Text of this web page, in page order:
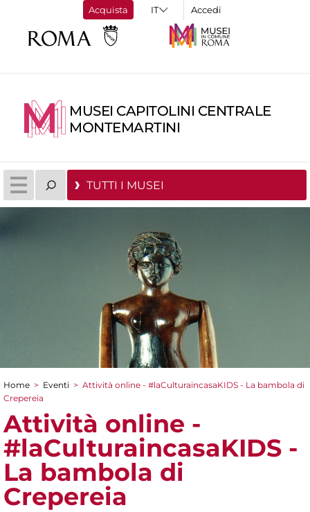
Acquista Accedi
MUSEI CAPITOLINI CENTRALE
MONTEMARTINI
TUTTI I MUSEI
Tu sei qui
Home > Eventi > Attività online - #laCulturaincasaKIDS - La bambola di
Crepereia
Attività online -
#laCulturaincasaKIDS -
La bambola di
Crepereia